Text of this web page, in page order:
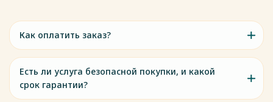
Как оплатить заказ?
Есть ли услуга безопасной покупки, и какой
срок гарантии?